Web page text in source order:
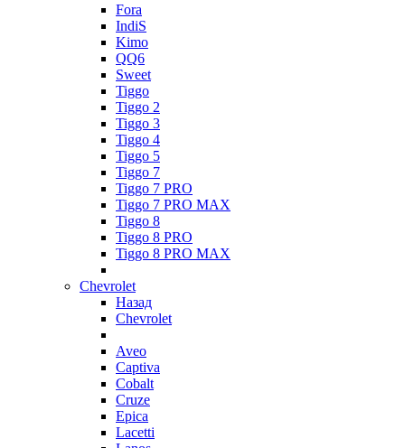
Fora
IndiS
Kimo
QQ6
Sweet
Tiggo
Tiggo 2
Tiggo 3
Tiggo 4
Tiggo 5
Tiggo 7
Tiggo 7 PRO
Tiggo 7 PRO MAX
Tiggo 8
Tiggo 8 PRO
Tiggo 8 PRO MAX
Chevrolet
Назад
Chevrolet
Aveo
Captiva
Cobalt
Cruze
Epica
Lacetti